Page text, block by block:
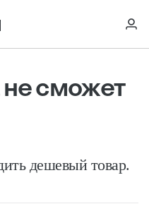
сможет
дешевый товар.